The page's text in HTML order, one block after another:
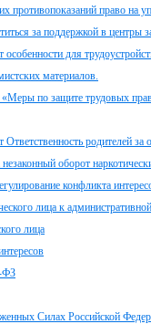
противопоказаний право на
за поддержкой в центры
для
материалов.
«Меры по защите трудовых
родителей за
оборот
конфликта
лица к
лица
ФЗ
Силах Российской